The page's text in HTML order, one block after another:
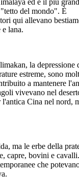
ed è il più
del mondo". È
qui allevano
lana.
la depressione
estreme, sono
a mantenere
vivevano nel
l'antica Cina nel nord,
ma le erbe della
capre, bovini e cavalli.
che